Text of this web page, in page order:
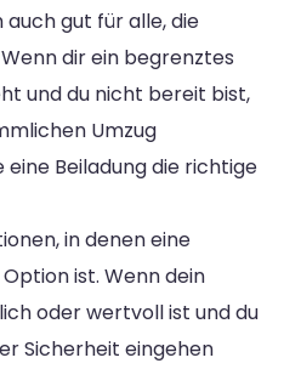
auch gut für alle, die
dir ein begrenztes
und du nicht bereit bist,
Umzug
Beiladung die richtige
in denen eine
ist. Wenn dein
oder wertvoll ist und du
Sicherheit eingehen